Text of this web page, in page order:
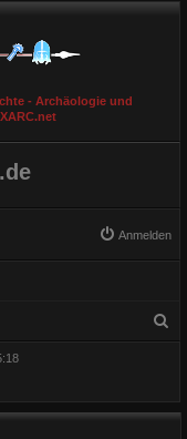
- Archäologie und
Anmelden